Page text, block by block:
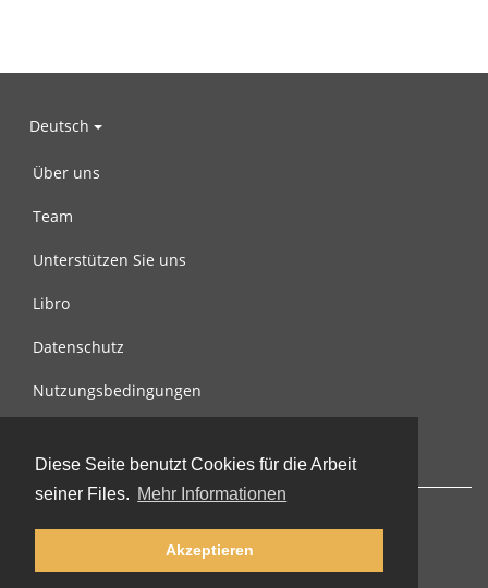
Diese Seite benutzt Cookies für die Arbeit
seiner Files. Mehr Informationen
Akzeptieren
Deutsch
Über uns
Team
Unterstützen Sie uns
Libro
Datenschutz
Nutzungsbedingungen
© 2002-2026 lernu.net |Impressum